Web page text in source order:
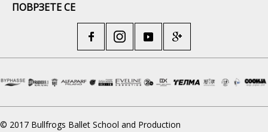
ПОВРЗЕТЕ СЕ
© 2017 Bullfrogs Ballet School and Production